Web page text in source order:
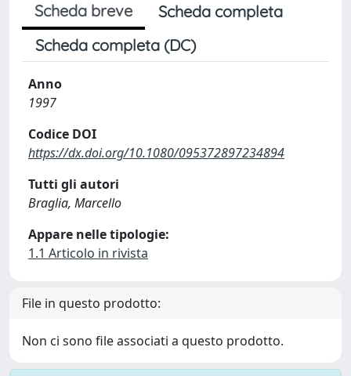
Scheda breve
Scheda completa
Scheda completa (DC)
Anno
1997
Codice DOI
https://dx.doi.org/10.1080/095372897234894
Tutti gli autori
Braglia, Marcello
Appare nelle tipologie:
1.1 Articolo in rivista
File in questo prodotto:
Non ci sono file associati a questo prodotto.